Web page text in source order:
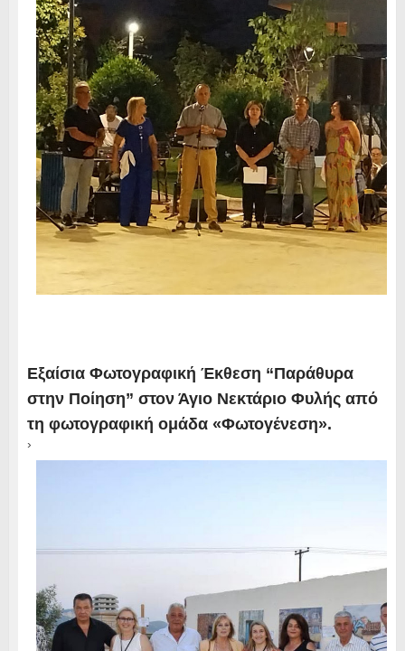
Εξαίσια Φωτογραφική Έκθεση “Παράθυρα
στην Ποίηση” στον Άγιο Νεκτάριο Φυλής από
τη φωτογραφική ομάδα «Φωτογένεση».
›